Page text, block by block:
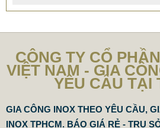
CÔNG TY CỔ
VIỆT NAM - GIA
YÊU CẦU TẠI
GIA CÔNG INOX THEO YÊU CẦU,
INOX TPHCM. BÁO GIÁ RẺ - TRỤ